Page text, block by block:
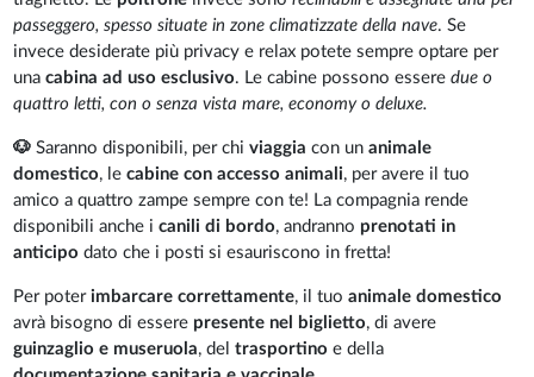
passeggero, spesso situate in zone climatizzate della nave. Se
invece desiderate più privacy e relax potete sempre optare per
unacabina ad uso esclusivo. Le cabine possono esseredue o
quattro letti, con o senza vista mare, economy o deluxe.
🐶Saranno disponibili, per chiviaggiacon unanimale
domestico, lecabine con accesso animali, per avere il tuo
amico a quattro zampe sempre con te! La compagnia rende
disponibili anche icanili di bordo, andranno prenotati in
anticipo dato che i posti si esauriscono in fretta!
Per poterimbarcare correttamente, il tuoanimale domestico
avrà bisogno di essere presente nel biglietto, di avere
guinzaglio e museruola, deltrasportino e della